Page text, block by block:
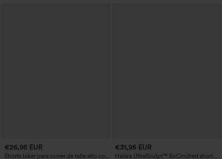
€26,95 EUR
Shorts biker para correr de talle alto con
€31,95 EUR
Halara UltraSculpt™ SoCinched short